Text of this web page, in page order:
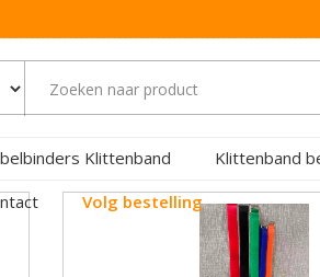
Klittenband Klittenband
Volg bestelling